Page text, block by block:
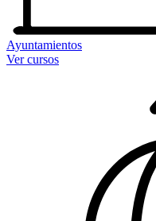
Ayuntamientos
Ver cursos